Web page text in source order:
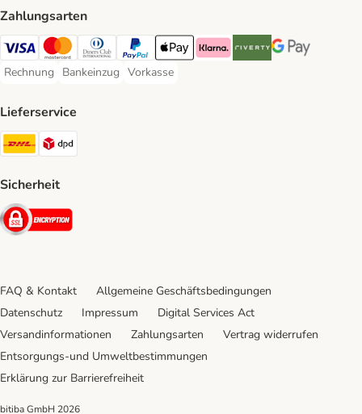
Zahlungsarten
Visa Payment Method
Mastercard Payment Method
Diners Club Payment Method
PayPal Payment Method
Apple Pay Payment Method
Klarna Payment Method
Riverty Payment Method
Google Pay
Rechnung
Rechnung Payment Method
Bankeinzug
Bankeinzug Payment Method
Vorkasse
Vorkasse Payment Method
Lieferservice
DHL Shipping Method
Sicherheit
Security
FAQ & Kontakt
Allgemeine Geschäftsbedingungen
Datenschutz
Impressum
Digital Services Act
Versandinformationen
Zahlungsarten
Vertrag widerrufen
Entsorgungs-und Umweltbestimmungen
Erklärung zur Barrierefreiheit
bitiba GmbH 2026